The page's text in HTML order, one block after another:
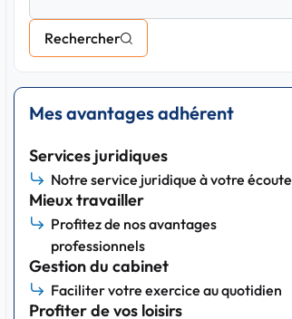
Rechercher
Mes avantages adhérent
Services juridiques
Notre service juridique à votre écoute
Mieux travailler
Profitez de nos avantages
professionnels
Gestion du cabinet
Faciliter votre exercice au quotidien
Profiter de vos loisirs